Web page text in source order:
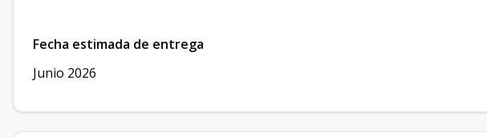
Fecha estimada de entrega
Junio 2026